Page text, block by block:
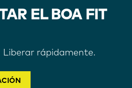
EL BOA FIT
rápidamente.